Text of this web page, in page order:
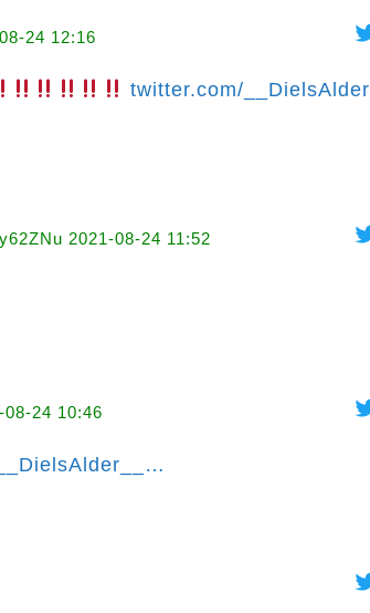
24 12:16
twitter.com/__DielsAlder
2021-08-24 11:52
08-24 10:46
…